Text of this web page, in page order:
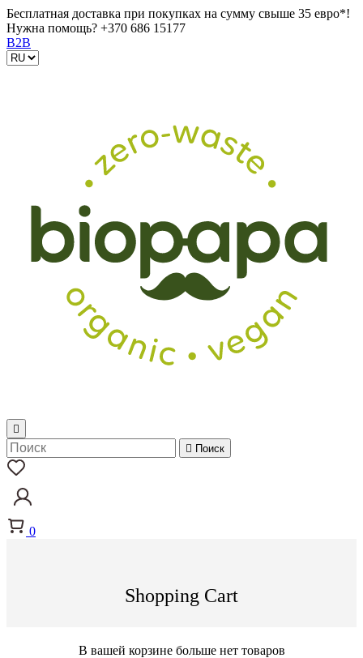
Бесплатная доставка при покупках на сумму свыше 35 евро*!
Нужна помощь? +370 686 15177
B2B

 Поиск
0
Shopping Cart
В вашей корзине больше нет товаров